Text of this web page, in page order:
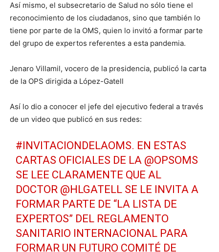
Así mismo, el subsecretario de Salud no sólo tiene el
reconocimiento de los ciudadanos, sino que también lo
tiene por parte de la OMS, quien lo invitó a formar parte
del grupo de expertos referentes a esta pandemia.
Jenaro Villamil, vocero de la presidencia, publicó la carta
de la OPS dirigida a López-Gatell
Así lo dio a conocer el jefe del ejecutivo federal a través
de un video que publicó en sus redes:
#INVITACIONDELAOMS. EN ESTAS
CARTAS OFICIALES DE LA @OPSOMS
SE LEE CLARAMENTE QUE AL
DOCTOR @HLGATELL SE LE INVITA A
FORMAR PARTE DE “LA LISTA DE
EXPERTOS” DEL REGLAMENTO
SANITARIO INTERNACIONAL PARA
FORMAR UN FUTURO COMITÉ DE